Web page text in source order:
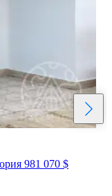
981 070 $